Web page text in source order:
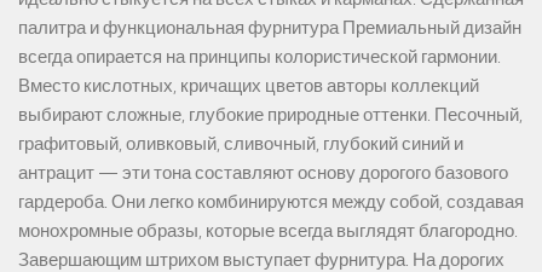
палитра и функциональная фурнитура Премиальный дизайн
всегда опирается на принципы колористической гармонии.
Вместо кислотных, кричащих цветов авторы коллекций
выбирают сложные, глубокие природные оттенки. Песочный,
графитовый, оливковый, сливочный, глубокий синий и
антрацит — эти тона составляют основу дорогого базового
гардероба. Они легко комбинируются между собой, создавая
монохромные образы, которые всегда выглядят благородно.
Завершающим штрихом выступает фурнитура. На дорогих